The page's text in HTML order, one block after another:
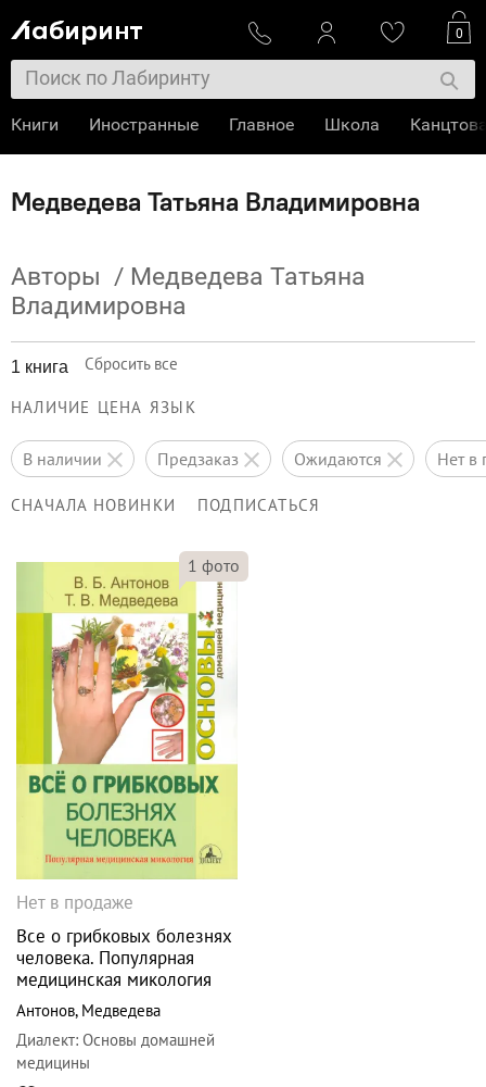
Медведева Татьяна Владимировна
Авторы / Медведева Татьяна
Владимировна
1 книга Сбросить все
НАЛИЧИЕ ЦЕНА ЯЗЫК
в наличии предзаказ ожидаются нет
СНАЧАЛА НОВИНКИ ПОДПИСАТЬСЯ
1 фото
Нет в продаже
Все о грибковых болезнях
человека. Популярная
медицинская микология
Антонов, Медведева
Диалект: Основы домашней
медицины
0
Книги Иностранные Главное Школа